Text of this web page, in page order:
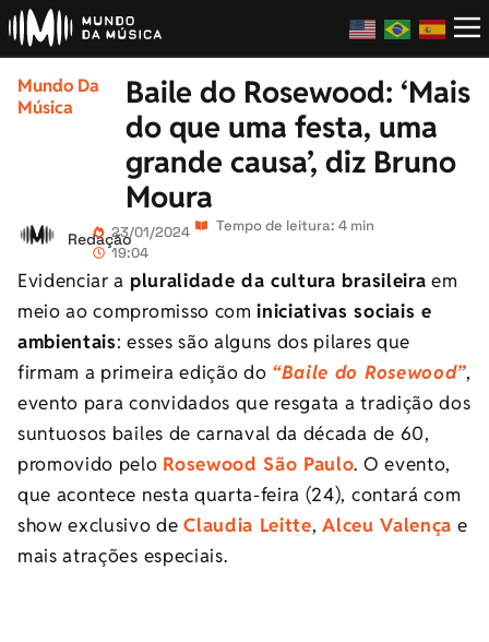
Mundo Da
Música
Baile do Rosewood: ‘Mais
do que uma festa, uma
grande causa’, diz Bruno
Moura
Redação23/01/2024
19:04
Tempo de leitura: 4 min
Evidenciar a pluralidade da cultura brasileira em
meio ao compromisso cominiciativas sociais e
ambientais: esses são alguns dos pilares que
firmam a primeira edição do “Baile do Rosewood”,
evento para convidados que resgata a tradição dos
suntuosos bailes de carnaval da década de 60,
promovido pelo Rosewood São Paulo. O evento,
que acontece nesta quarta-feira (24), contará com
show exclusivo deClaudia Leitte,Alceu Valença e
mais atrações especiais.